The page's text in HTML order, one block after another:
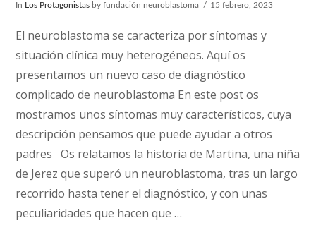
In Los Protagonistas by fundación neuroblastoma 15 febrero, 2023
El neuroblastoma se caracteriza por síntomas y
situación clínica muy heterogéneos. Aquí os
presentamos un nuevo caso de diagnóstico
complicado de neuroblastoma En este post os
mostramos unos síntomas muy característicos, cuya
descripción pensamos que puede ayudar a otros
padres Os relatamos la historia de Martina, una niña
de Jerez que superó un neuroblastoma, tras un largo
recorrido hasta tener el diagnóstico, y con unas
peculiaridades que hacen que …